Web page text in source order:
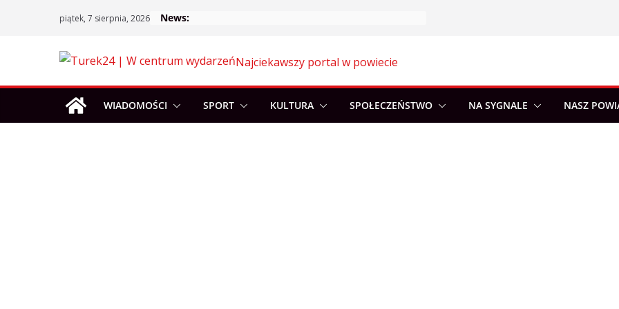
piątek, 7 sierpnia, 2026 News:
Najciekawszy portal w powiecie
WIADOMOŚCI SPORT KULTURA SPOŁECZEŃSTWO NA SYGNALE NASZ